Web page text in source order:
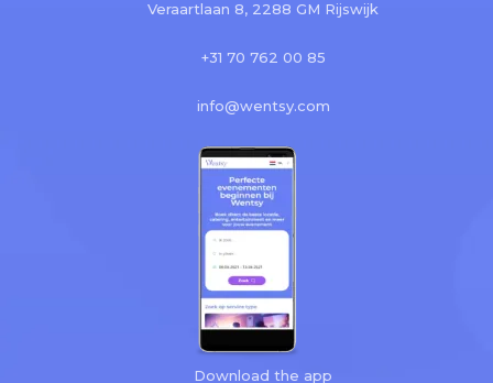
Veraartlaan 8, 2288 GM Rijswijk
+31 70 762 00 85
info@wentsy.com
Download the app